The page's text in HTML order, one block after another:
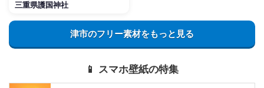
三重県護国神社
津市のフリー素材をもっと見る
📱 スマホ壁紙の特集